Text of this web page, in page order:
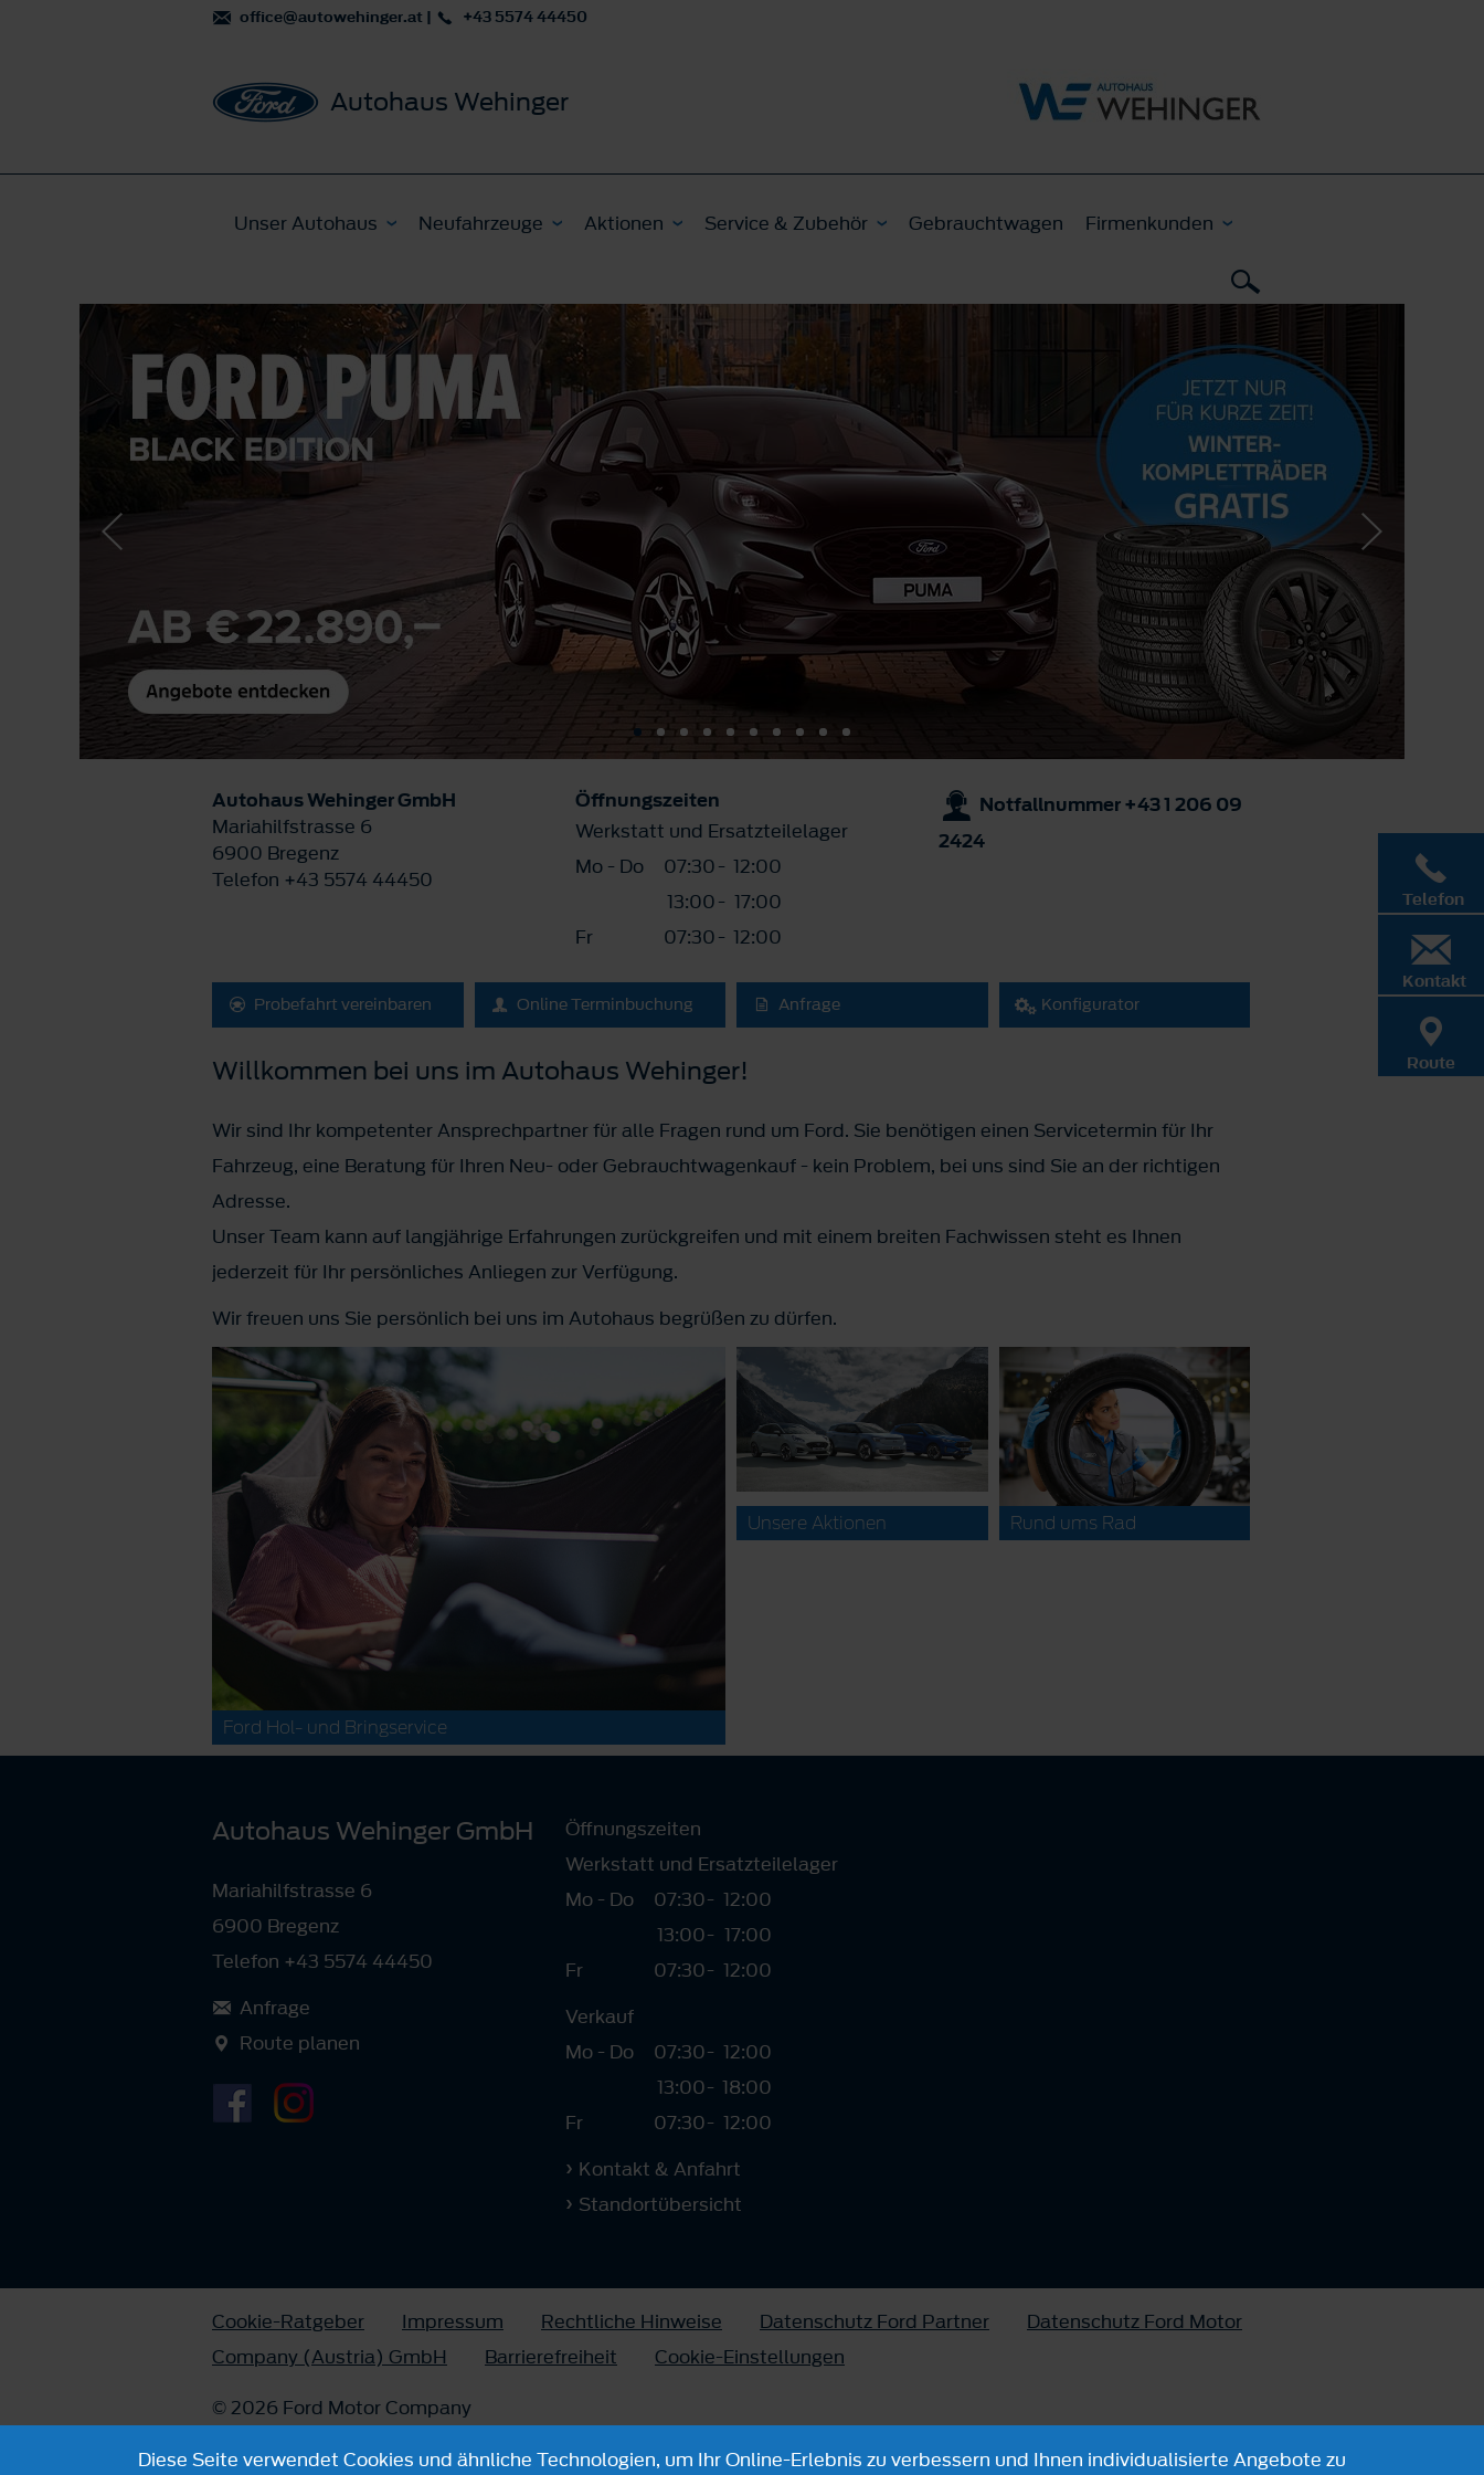
office@autowehinger.at | +43 5574 44450
Autohaus Wehinger
Unser Autohaus Neufahrzeuge Aktionen Service & Zubehör Gebrauchtwagen Firmenkunden
Autohaus Wehinger GmbH
Mariahilfstrasse 6
6900 Bregenz
Telefon +43 5574 44450
Öffnungszeiten
Werkstatt und Ersatzteilelager
Mo - Do
07:30
13:00
-
-
12:00
17:00
Fr
07:30- 12:00
Notfallnummer +43 1 206 09
2424
Probefahrt vereinbaren Online Terminbuchung Anfrage Konfigurator
Willkommen bei uns im Autohaus Wehinger!
Wir sind Ihr kompetenter Ansprechpartner für alle Fragen rund um Ford. Sie benötigen einen Servicetermin für Ihr
Fahrzeug, eine Beratung für Ihren Neu- oder Gebrauchtwagenkauf - kein Problem, bei uns sind Sie an der richtigen
Adresse.
Unser Team kann auf langjährige Erfahrungen zurückgreifen und mit einem breiten Fachwissen steht es Ihnen
jederzeit für Ihr persönliches Anliegen zur Verfügung.
Wir freuen uns Sie persönlich bei uns im Autohaus begrüßen zu dürfen.
Ford Hol- und Bringservice
Unsere Aktionen Rund ums Rad
Telefon
Kontakt
Route
Autohaus Wehinger GmbH
Mariahilfstrasse 6
6900 Bregenz
Telefon +43 5574 44450
Anfrage
Route planen
Öffnungszeiten
Werkstatt und Ersatzteilelager
Mo - Do
07:30
13:00
-
-
12:00
17:00
Fr
07:30- 12:00
Verkauf
Mo - Do
07:30
13:00
-
-
12:00
18:00
Fr
07:30- 12:00
Kontakt & Anfahrt
Standortübersicht
Cookie-Ratgeber Impressum Rechtliche Hinweise Datenschutz Ford Partner
Datenschutz Ford Motor
Company (Austria) GmbH
Barrierefreiheit
Cookie-Einstellungen
© 2026 Ford Motor Company
Diese Seite verwendet Cookies und ähnliche Technologien, um Ihr Online-Erlebnis zu verbessern und Ihnen individualisierte Angebote zu